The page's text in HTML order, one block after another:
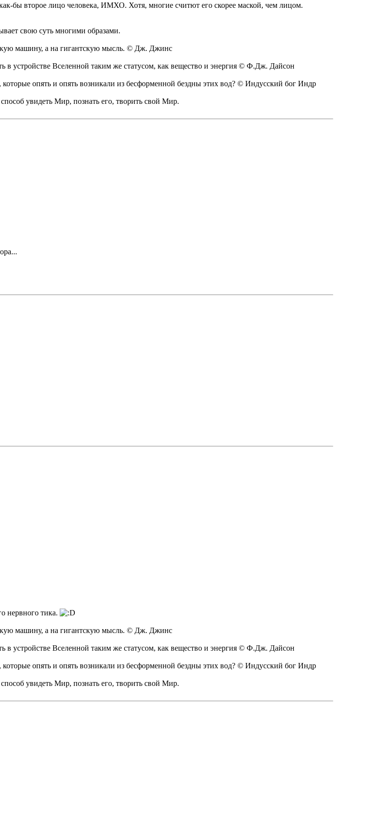
бы второе лицо человека, ИМХО. Хотя, многие считют его скорее маской, чем лицом.
свою суть многими образами.
машину, а на гигантскую мысль. © Дж. Джинс
в устройстве Вселенной таким же статусом, как вещество и энергия © Ф.Дж. Дайсон
опять и опять возникали из бесформенной бездны этих вод? © Индусский бог Индр
увидеть Мир, познать его, творить свой Мир.
нервного тика.
машину, а на гигантскую мысль. © Дж. Джинс
в устройстве Вселенной таким же статусом, как вещество и энергия © Ф.Дж. Дайсон
опять и опять возникали из бесформенной бездны этих вод? © Индусский бог Индр
увидеть Мир, познать его, творить свой Мир.